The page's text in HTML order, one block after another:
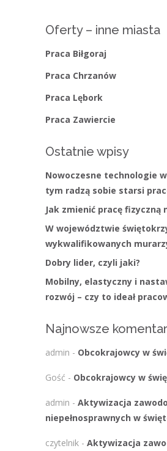
Oferty – inne miasta
Praca Biłgoraj
Praca Chrzanów
Praca Lębork
Praca Zawiercie
Ostatnie wpisy
Nowoczesne technologie
tym radzą sobie starsi
Jak zmienić pracę fizyczną
W województwie
wykwalifikowanych
Dobry lider, czyli jaki?
Mobilny, elastyczny i
rozwój – czy to ideał
Najnowsze
admin - Obcokrajowcy w
Gość - Obcokrajowcy w
admin - Aktywizacja
niepełnosprawnych w
czytelnik - Aktywizacja